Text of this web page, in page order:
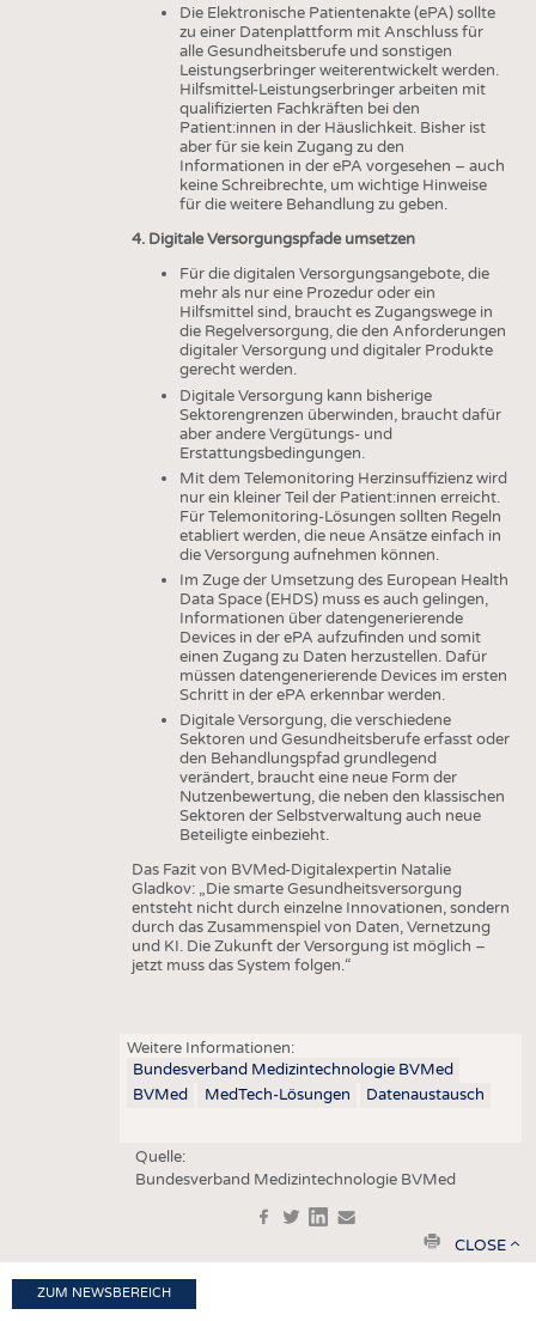
Die Elektronische Patientenakte (ePA) sollte
zu einer Datenplattform mit Anschluss für
alle Gesundheitsberufe und sonstigen
Leistungserbringer weiterentwickelt werden.
Hilfsmittel-Leistungserbringer arbeiten mit
qualifizierten Fachkräften bei den
Patient:innen in der Häuslichkeit. Bisher ist
aber für sie kein Zugang zu den
Informationen in der ePA vorgesehen – auch
keine Schreibrechte, um wichtige Hinweise
für die weitere Behandlung zu geben.
4. Digitale Versorgungspfade umsetzen
Für die digitalen Versorgungsangebote, die
mehr als nur eine Prozedur oder ein
Hilfsmittel sind, braucht es Zugangswege in
die Regelversorgung, die den Anforderungen
digitaler Versorgung und digitaler Produkte
gerecht werden.
Digitale Versorgung kann bisherige
Sektorengrenzen überwinden, braucht dafür
aber andere Vergütungs- und
Erstattungsbedingungen.
Mit dem Telemonitoring Herzinsuffizienz wird
nur ein kleiner Teil der Patient:innen erreicht.
Für Telemonitoring-Lösungen sollten Regeln
etabliert werden, die neue Ansätze einfach in
die Versorgung aufnehmen können.
Im Zuge der Umsetzung des European Health
Data Space (EHDS) muss es auch gelingen,
Informationen über datengenerierende
Devices in der ePA aufzufinden und somit
einen Zugang zu Daten herzustellen. Dafür
müssen datengenerierende Devices im ersten
Schritt in der ePA erkennbar werden.
Digitale Versorgung, die verschiedene
Sektoren und Gesundheitsberufe erfasst oder
den Behandlungspfad grundlegend
verändert, braucht eine neue Form der
Nutzenbewertung, die neben den klassischen
Sektoren der Selbstverwaltung auch neue
Beteiligte einbezieht.
Das Fazit von BVMed-Digitalexpertin Natalie
Gladkov: „Die smarte Gesundheitsversorgung
entsteht nicht durch einzelne Innovationen, sondern
durch das Zusammenspiel von Daten, Vernetzung
und KI. Die Zukunft der Versorgung ist möglich –
jetzt muss das System folgen.“
Weitere Informationen:
Bundesverband Medizintechnologie BVMed
BVMed
MedTech-Lösungen Datenaustausch
Quelle:
Bundesverband Medizintechnologie BVMed
in
print
CLOSE
ZUM NEWSBEREICH